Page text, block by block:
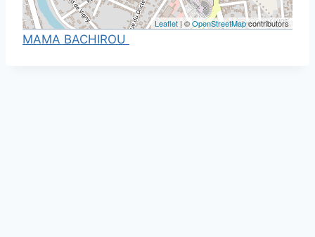
Leaflet | ©OpenStreetMapcontributors
MAMA BACHIROU